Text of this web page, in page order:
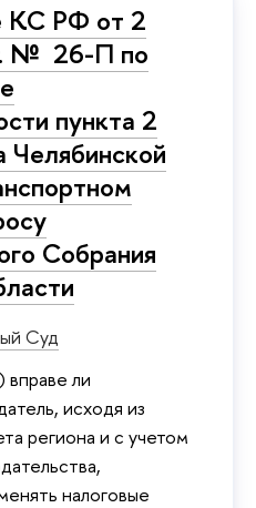
КС РФ от 2
№ 26-П по
пункта 2
Челябинской
Собрания
Суд
ли
исходя из
региона и с учетом
налоговые